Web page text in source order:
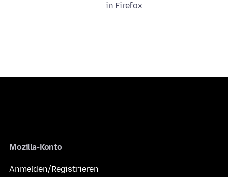
in Firefox
Mozilla-Konto
Anmelden/Registrieren